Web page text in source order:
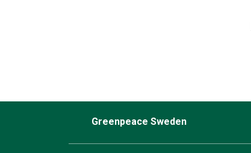
Greenpeace Sweden